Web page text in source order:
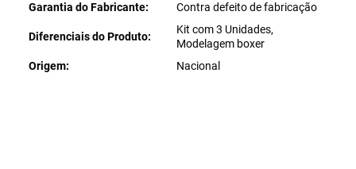
Garantia do Fabricante
Contra defeito de fabricação
Diferenciais do Produto
Kit com 3 Unidades,
Modelagem boxer
Origem
Nacional